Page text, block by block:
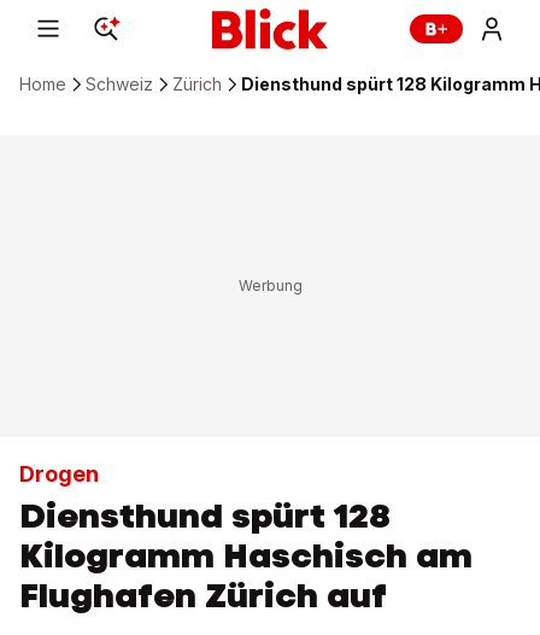
Home Schweiz Zürich Diensthund spürt 128 Kilogramm
Drogen
Diensthund spürt 128
Kilogramm Haschisch am
Flughafen Zürich auf